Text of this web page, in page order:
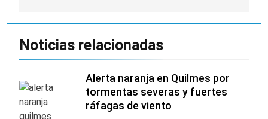
Noticias relacionadas
Alerta naranja en Quilmes por
tormentas severas y fuertes
ráfagas de viento